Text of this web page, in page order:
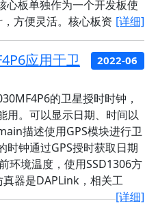
心板单独作为一个开发板使
方便灵活。核心板资 [详细]
2022-06
应用于卫
的卫星授时时钟，
用。可以显示日期、时间以
描述使用GPS模块进行卫
时钟通过GPS授时获取日期
环境温度，使用SSD1306方
器是DAPLink，相关工
[详细]